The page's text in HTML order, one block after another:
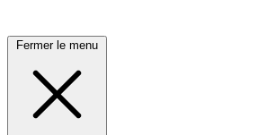
Fermer le menu